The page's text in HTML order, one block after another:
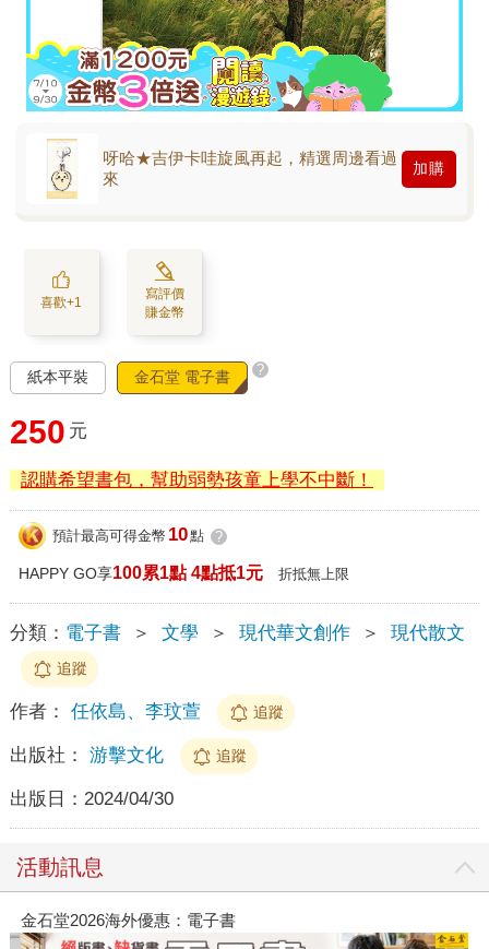
呀哈★吉伊卡哇旋風再起，精選周邊看過
來
加購
喜歡+1
寫評價
賺金幣
紙本平裝 金石堂 電子書 ?
250 元
認購希望書包，幫助弱勢孩童上學不中斷！
預計最高可得金幣 10點 ?
HAPPY GO享100累1點 4點抵1元 折抵無上限
分類： 電子書 ＞ 文學 ＞ 現代華文創作 ＞ 現代散文
追蹤
作者： 任依島、李玟萱 追蹤
出版社： 游擊文化 追蹤
出版日： 2024/04/30
活動訊息
外優惠：電子書